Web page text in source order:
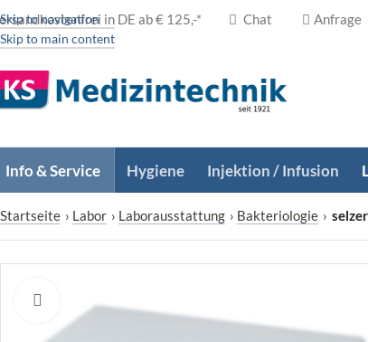
Skip to navigation
Skip to main content
in DE ab € 125,-* Chat Anfrage
Info & Service Hygiene Injektion / Infusion
Startseite › Labor › Laborausstattung › Bakteriologie ›